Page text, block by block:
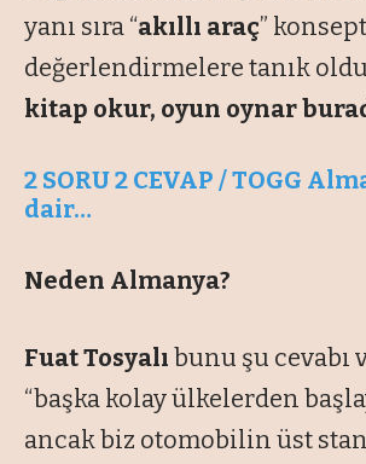
yanı sıra “akıllı araç”
değerlendirmelere tanık
kitap okur, oyun oynar
2 SORU 2 CEVAP / TOGG
dair…
Neden Almanya?
Fuat Tosyalı bunu şu cevabı
“başka kolay ülkelerden
ancak biz otomobilin üst